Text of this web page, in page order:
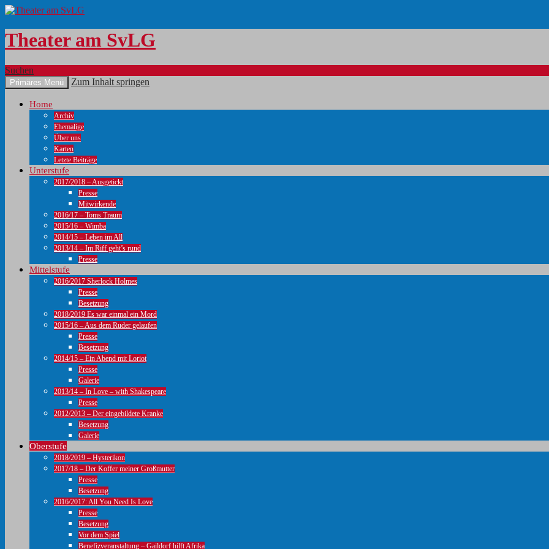
Theater am SvLG
Suchen
Primäres Menü Zum Inhalt springen
Home
Archiv
Ehemalige
Über uns
Karten
Letzte Beiträge
Unterstufe
2017/2018 – Ausgetickt
Presse
Mitwirkende
2016/17 – Toms Traum
2015/16 – Wimba
2014/15 – Leben im All
2013/14 – Im Riff geht’s rund
Presse
Mittelstufe
2016/2017 Sherlock Holmes
Presse
Besetzung
2018/2019 Es war einmal ein Mord
2015/16 – Aus dem Ruder gelaufen
Presse
Besetzung
2014/15 – Ein Abend mit Loriot
Presse
Galerie
2013/14 – In Love – with Shakespeare
Presse
2012/2013 – Der eingebildete Kranke
Besetzung
Galerie
Oberstufe
2018/2019 – Hysterikon
2017/18 – Der Koffer meiner Großmutter
Presse
Besetzung
2016/2017: All You Need Is Love
Presse
Besetzung
Vor dem Spiel
Benefizveranstaltung – Gaildorf hilft Afrika